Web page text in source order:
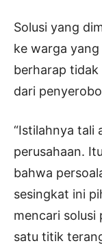
Solusi yang
ke warga
berharap
dari
“Istilahnya tali
perusahaan.
bahwa
sesingkat ini
mencari solusi
satu titik